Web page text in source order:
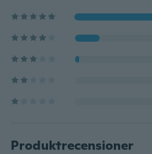
Produktrecensioner